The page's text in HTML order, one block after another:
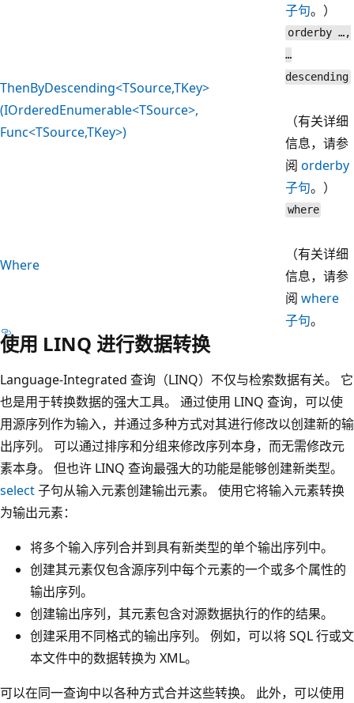
子句。）
ThenByDescending<TSource,TKey>
(IOrderedEnumerable<TSource>,
Func<TSource,TKey>)
orderby …,
…
descending
（有关详细
信息，请参
阅 orderby
子句。）
Where
where
（有关详细
信息，请参
阅 where
子句。
使用 LINQ 进行数据转换
Language-Integrated 查询（LINQ）不仅与检索数据有关。 它
也是用于转换数据的强大工具。 通过使用 LINQ 查询，可以使
用源序列作为输入，并通过多种方式对其进行修改以创建新的输
出序列。 可以通过排序和分组来修改序列本身，而无需修改元
素本身。 但也许 LINQ 查询最强大的功能是能够创建新类型。
select子句从输入元素创建输出元素。 使用它将输入元素转换
为输出元素：
将多个输入序列合并到具有新类型的单个输出序列中。
创建其元素仅包含源序列中每个元素的一个或多个属性的
输出序列。
创建输出序列，其元素包含对源数据执行的作的结果。
创建采用不同格式的输出序列。 例如，可以将 SQL 行或文
本文件中的数据转换为 XML。
可以在同一查询中以各种方式合并这些转换。 此外，可以使用